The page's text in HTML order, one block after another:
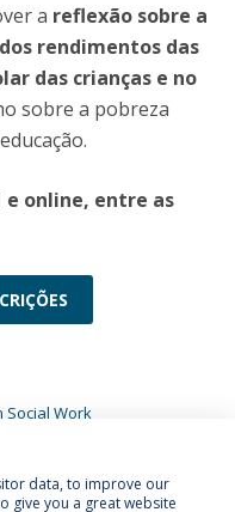
a reflexão sobre a
rendimentos das
das crianças e no
sobre a pobreza
e online, entre as
Social Work
data, to improve our
give you a great website